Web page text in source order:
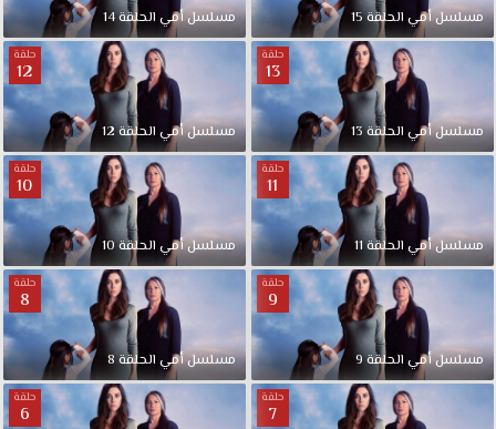
مسلسلأمي الحلقة15 مسلسلأمي الحلقة14
حلقة
13
مسلسلأمي الحلقة13
حلقة
12
مسلسلأمي الحلقة12
حلقة
11
مسلسلأمي الحلقة11
حلقة
10
مسلسلأمي الحلقة10
حلقة
9
مسلسلأمي الحلقة9
حلقة
8
مسلسلأمي الحلقة8
حلقة
7
حلقة
6